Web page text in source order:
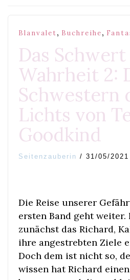
Blanvalet, Buchreihe,
Das
Wahrheit 2:
Schwestern
Lichts von
Goodkind
Seitenzauberin / 31/05/2021
Die Reise unserer
ersten Band geht weiter.
zunächst das Richard,
ihre angestrebten Ziele
Doch dem ist nicht so,
wissen hat Richard